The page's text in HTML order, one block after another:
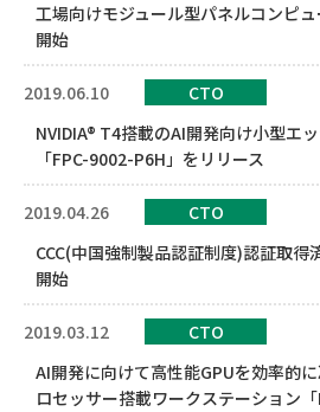
工場向けモジュール型パネルコンピ
開始
2019.06.10
CTO
NVIDIA® T4搭載のAI開発向け小型エ
「FPC-9002-P6H」をリリース
2019.04.26
CTO
CCC(中国強制製品認証制度)認証取得
開始
2019.03.12
CTO
AI開発に向けて高性能GPUを効率的
ロセッサー搭載ワークステーション